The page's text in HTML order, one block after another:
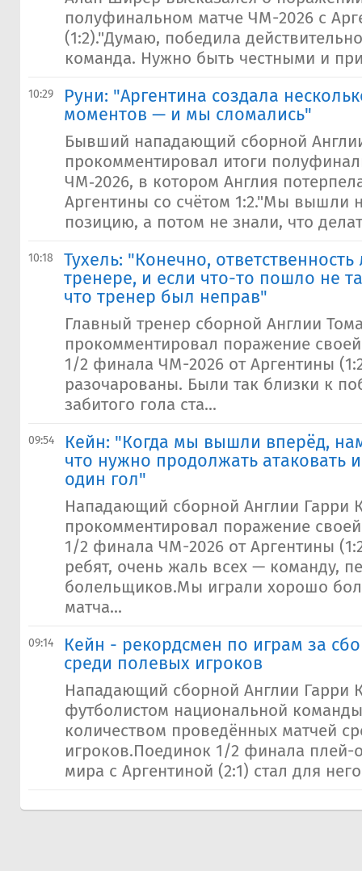
полуфинальном матче ЧМ-2026 с
(1:2)."Думаю, победила
команда. Нужно быть честными и
10:29
Руни: "Аргентина создала
моментов — и мы сломались"
Бывший нападающий сборной
прокомментировал итоги
ЧМ‑2026, в котором Англия
Аргентины со счётом 1:2."Мы вышли
позицию, а потом не знали, что
10:18
Тухель: "Конечно,
тренере, и если что-то пошло не
что тренер был неправ"
Главный тренер сборной Англии
прокомментировал поражение
1/2 финала ЧМ-2026 от Аргентины
разочарованы. Были так близки к
забитого гола ста...
09:54
Кейн: "Когда мы вышли вперёд,
что нужно продолжать атаковать
один гол"
Нападающий сборной Англии Гарри
прокомментировал поражение
1/2 финала ЧМ-2026 от Аргентины
ребят, очень жаль всех — команду,
болельщиков.Мы играли хорошо
матча...
09:14
Кейн - рекордсмен по играм за
среди полевых игроков
Нападающий сборной Англии Гарри
футболистом национальной
количеством проведённых матчей
игроков.Поединок 1/2 финала
мира с Аргентиной (2:1) стал для